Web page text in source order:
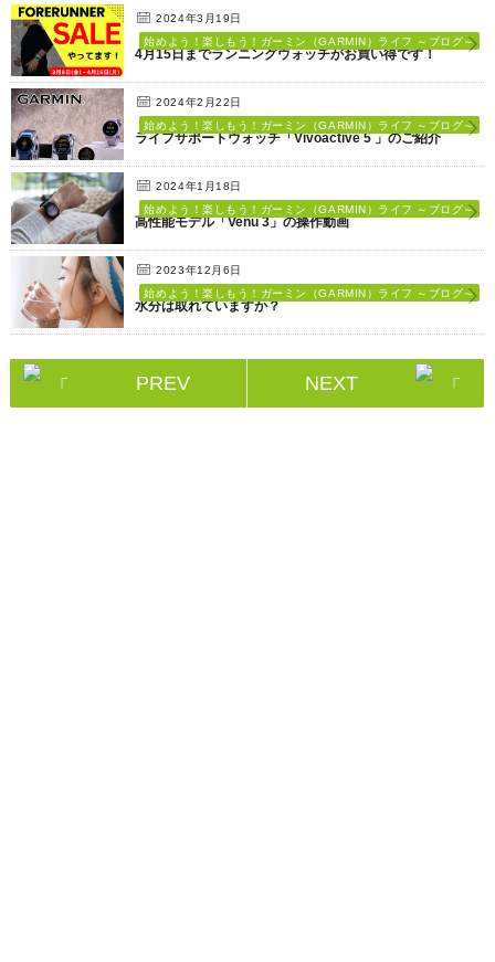
2024年3月19日
始めよう！楽しもう！ガーミン（GARMIN）ライフ ～ブログ～
4月15日までランニングウォッチがお買い得です！
2024年2月22日
始めよう！楽しもう！ガーミン（GARMIN）ライフ ～ブログ～
ライフサポートウォッチ「Vivoactive 5 」のご紹介
2024年1月18日
始めよう！楽しもう！ガーミン（GARMIN）ライフ ～ブログ～
高性能モデル「Venu 3」の操作動画
2023年12月6日
始めよう！楽しもう！ガーミン（GARMIN）ライフ ～ブログ～
水分は取れていますか？
PREV NEXT